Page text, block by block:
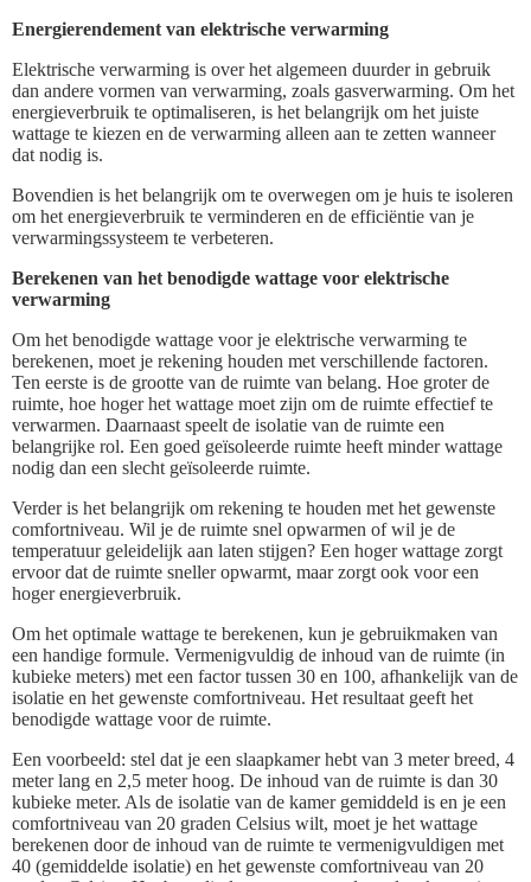
Energierendement van elektrische verwarming
Elektrische verwarming is over het algemeen duurder in gebruik
dan andere vormen van verwarming, zoals gasverwarming. Om het
energieverbruik te optimaliseren, is het belangrijk om het juiste
wattage te kiezen en de verwarming alleen aan te zetten wanneer
dat nodig is.
Bovendien is het belangrijk om te overwegen om je huis te isoleren
om het energieverbruik te verminderen en de efficiëntie van je
verwarmingssysteem te verbeteren.
Berekenen van het benodigde wattage voor elektrische
verwarming
Om het benodigde wattage voor je elektrische verwarming te
berekenen, moet je rekening houden met verschillende factoren.
Ten eerste is de grootte van de ruimte van belang. Hoe groter de
ruimte, hoe hoger het wattage moet zijn om de ruimte effectief te
verwarmen. Daarnaast speelt de isolatie van de ruimte een
belangrijke rol. Een goed geïsoleerde ruimte heeft minder wattage
nodig dan een slecht geïsoleerde ruimte.
Verder is het belangrijk om rekening te houden met het gewenste
comfortniveau. Wil je de ruimte snel opwarmen of wil je de
temperatuur geleidelijk aan laten stijgen? Een hoger wattage zorgt
ervoor dat de ruimte sneller opwarmt, maar zorgt ook voor een
hoger energieverbruik.
Om het optimale wattage te berekenen, kun je gebruikmaken van
een handige formule. Vermenigvuldig de inhoud van de ruimte (in
kubieke meters) met een factor tussen 30 en 100, afhankelijk van de
isolatie en het gewenste comfortniveau. Het resultaat geeft het
benodigde wattage voor de ruimte.
Een voorbeeld: stel dat je een slaapkamer hebt van 3 meter breed, 4
meter lang en 2,5 meter hoog. De inhoud van de ruimte is dan 30
kubieke meter. Als de isolatie van de kamer gemiddeld is en je een
comfortniveau van 20 graden Celsius wilt, moet je het wattage
berekenen door de inhoud van de ruimte te vermenigvuldigen met
40 (gemiddelde isolatie) en het gewenste comfortniveau van 20